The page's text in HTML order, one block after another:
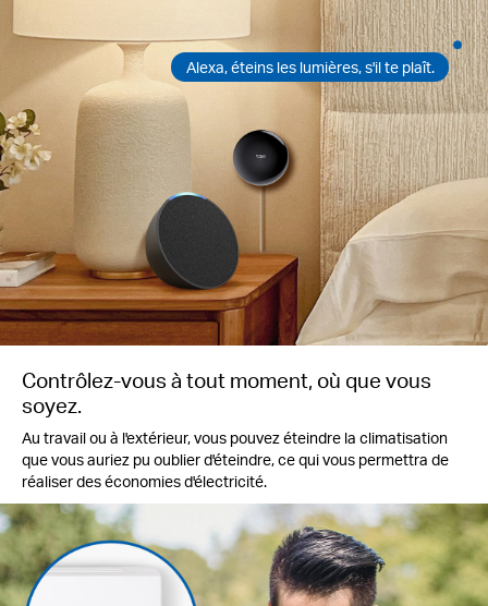
Alexa, éteins les lumières, s'il te plaît.
Contrôlez-vous à tout moment, où que vous
soyez.
Au travail ou à l'extérieur, vous pouvez éteindre la climatisation
que vous auriez pu oublier d'éteindre, ce qui vous permettra de
réaliser des économies d'électricité.